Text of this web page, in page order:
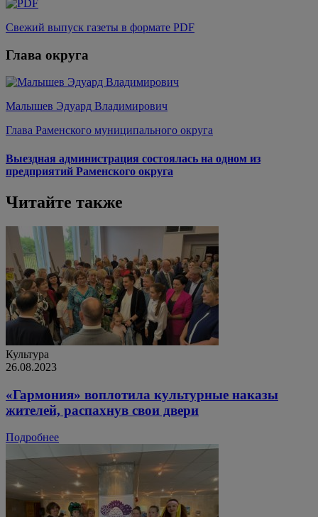
Свежий выпуск газеты в формате PDF
Глава округа
Малышев Эдуард Владимирович
Глава Раменского муниципального округа
Выездная администрация состоялась на одном из
предприятий Раменского округа
Читайте также
Культура
26.08.2023
«Гармония» воплотила культурные наказы
жителей, распахнув свои двери
Подробнее